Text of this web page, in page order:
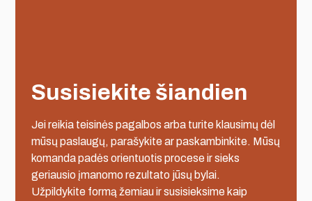
Susisiekite šiandien
Jei reikia teisinės pagalbos arba turite klausimų dėl
mūsų paslaugų, parašykite ar paskambinkite. Mūsų
komanda padės orientuotis procese ir sieks
geriausio įmanomo rezultato jūsų bylai.
Užpildykite formą žemiau ir susisieksime kaip